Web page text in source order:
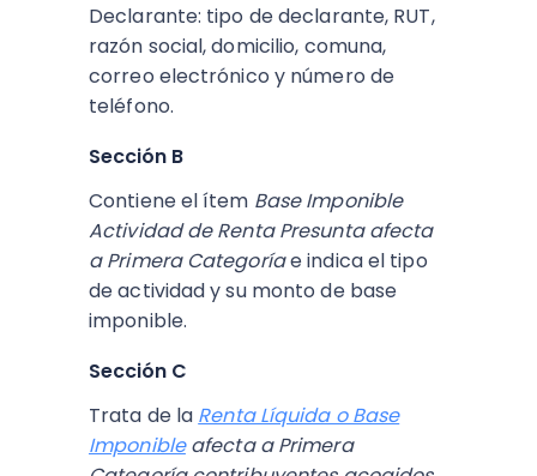
Declarante: tipo de declarante, RUT,
razón social, domicilio, comuna,
correo electrónico y número de
teléfono.
Sección B
Contiene el ítem Base Imponible
Actividad de Renta Presunta afecta
a Primera Categoríae indica el tipo
de actividad y su monto de base
imponible.
Sección C
Trata de la Renta Líquida o Base
Imponibleafecta a Primera